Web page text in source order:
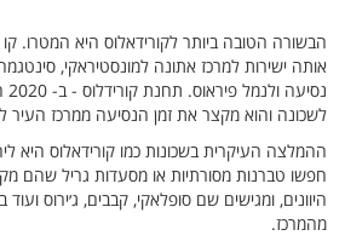
אותה ישירות למרכז אתונה למונסטיראקי,
לשכונה והוא מקצר את זמן הנסיעה ממרכז העיר
ההמלצה העיקרית בשכונות כמו קורידאלוס היא
חפשו טברנות מסורתיות או מסעדות גריל שהם
היוונים, ומגישים שם סופלאקי, קבבים, ג׳ירוס
מהמרכז.